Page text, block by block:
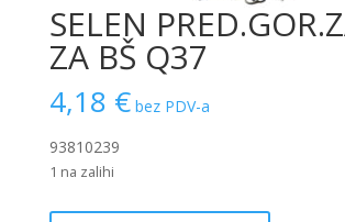
SELEN
ZA BŠ Q37
4,18 € bez PDV-a
93810239
1 na zalihi